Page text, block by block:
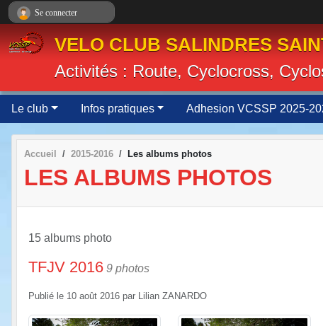
VELO CLUB SALINDRES
Activités : Route, Cyclocross,
Le club Infos pratiques Adhesion VCSSP 2025-
Accueil 2015-2016 Les albums photos
LES ALBUMS PHOTOS
15 albums photo
TFJV 2016 9 photos
Publié le 10 août 2016 par Lilian ZANARDO
Se connecter
Panneau de gestion des cookies